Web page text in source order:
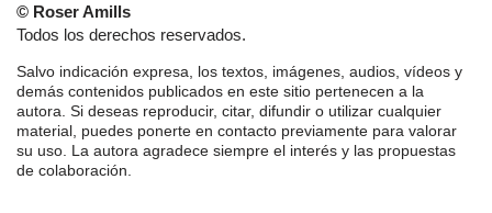
© Roser Amills
Todos los derechos reservados.
Salvo indicación expresa, los textos, imágenes, audios, vídeos y
demás contenidos publicados en este sitio pertenecen a la
autora. Si deseas reproducir, citar, difundir o utilizar cualquier
material, puedes ponerte en contacto previamente para valorar
su uso. La autora agradece siempre el interés y las propuestas
de colaboración.